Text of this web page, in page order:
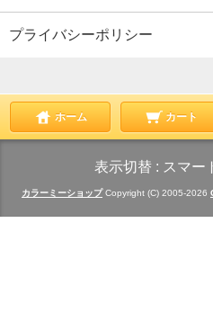
プライバシーポリシー
ホーム カート
表示切替 : スマー
カラーミーショップCopyright (C) 2005-2026